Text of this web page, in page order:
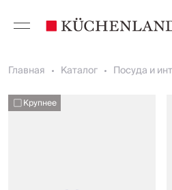
Главная Каталог Посуда и
Крупнее